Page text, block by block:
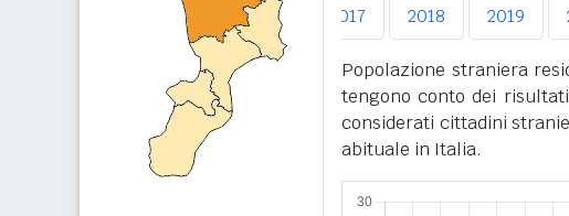
2015 2016 2017 2018 2019
Popolazione straniera
tengono conto dei
considerati cittadini
abituale in Italia.